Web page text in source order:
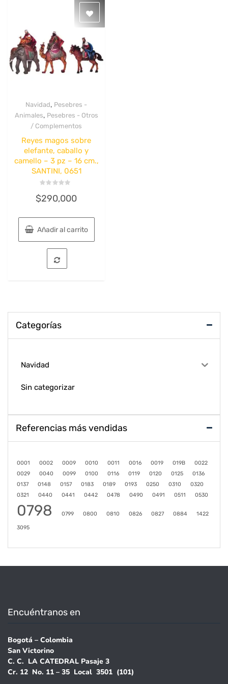
Quick View
Navidad, Pesebres -
Animales, Pesebres - Otros
/ Complementos
Reyes magos sobre
elefante, caballo y
camello – 3 pz – 16 cm.,
SANTINI, 0651
con
5
$290,000
Añadir al carrito
Categorías
Navidad
Sin categorizar
Referencias más vendidas
0001 0002 0009 0010 0011 0016 0019 019B
0022
0029
0040 0099 0100 0116 0119 0120 0125
0136
0137
0148 0157 0183 0189 0193 0250 0310
0320
0321
0440 0441 0442 0478 0490 0491 0511 0530
0798 0799 0800 0810 0826 0827 0884 1422
3095
Encuéntranos en
Bogotá – Colombia
San Victorino
C. C. LA CATEDRAL Pasaje 3
Cr. 12 No. 11 – 35 Local 3501 (101)